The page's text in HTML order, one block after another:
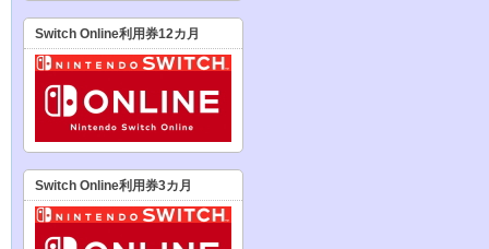
Switch Online利用券12カ月
Switch Online利用券3カ月